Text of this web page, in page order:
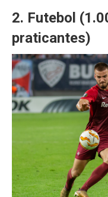
2. Futebol
praticantes)